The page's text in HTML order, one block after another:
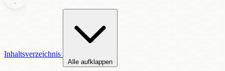
Inhaltsverzeichnis
Alle aufklappen